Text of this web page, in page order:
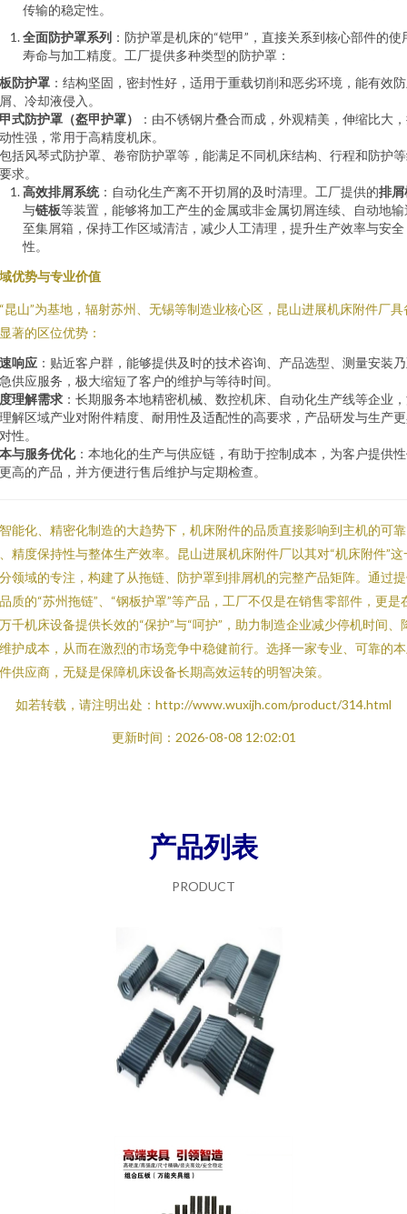
传输的稳定性。
全面防护罩系列 ：防护罩是机床的“铠甲”，直接关系到核心部件的使
寿命与加工精度。工厂提供多种类型的防护罩：
防护罩 ：结构坚固，密封性好，适用于重载切削和恶劣环境，能有效
、冷却液侵入。
式防护罩（盔甲护罩）
：由不锈钢片叠合而成，外观精美，伸缩比大
性强，常用于高精度机床。
括风琴式防护罩、卷帘防护罩等，能满足不同机床结构、行程和防护
求。
高效排屑系统：自动化生产离不开切屑的及时清理。工厂提供的排屑
与链板等装置，能够将加工产生的金属或非金属切屑连续、自动地输
至集屑箱，保持工作区域清洁，减少人工清理，提升生产效率与安全
性。
优势与专业价值
昆山”为基地，辐射苏州、无锡等制造业核心区，昆山进展机床附件厂具
著的区位优势：
响应 ：贴近客户群，能够提供及时的技术咨询、产品选型、测量安装
供应服务，极大缩短了客户的维护与等待时间。
理解需求 ：长期服务本地精密机械、数控机床、自动化生产线等企业
解区域产业对附件精度、耐用性及适配性的高要求，产品研发与生产
性。
与服务优化：本地化的生产与供应链，有助于控制成本，为客户提供
高的产品，并方便进行售后维护与定期检查。
能化、精密化制造的大趋势下，机床附件的品质直接影响到主机的可靠
精度保持性与整体生产效率。昆山进展机床附件厂以其对“机床附件”这
领域的专注，构建了从拖链、防护罩到排屑机的完整产品矩阵。通过
质的“苏州拖链”、“钢板护罩”等产品，工厂不仅是在销售零部件，更是
千机床设备提供长效的“保护”与“呵护”，助力制造企业减少停机时间、
护成本，从而在激烈的市场竞争中稳健前行。选择一家专业、可靠的
供应商，无疑是保障机床设备长期高效运转的明智决策。
如若转载，请注明出处：http://www.wuxijh.com/product/314.html
更新时间：2026-08-08 12:02:01
产品列表
PRODUCT